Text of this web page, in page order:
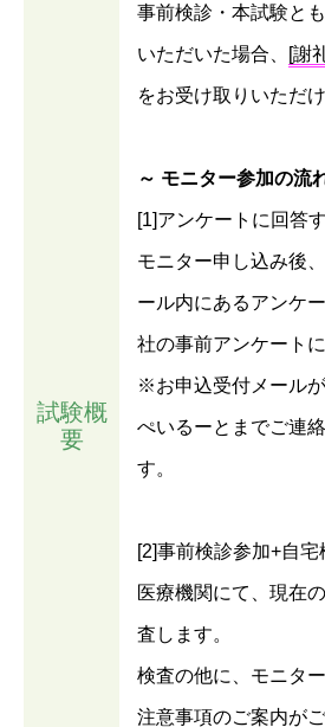
試験概
要
事前検診・本試験と
いただいた場合、 [謝
をお受け取りいただけ
～ モニター参加の流
[1]アンケートに回答
モニター申し込み後
ール内にあるアンケ
社の事前アンケート
※お申込受付メールが
ぺいるーとまでご連
す。
[2]事前検診参加+自宅
医療機関にて、現在
査します。
検査の他に、モニタ
注意事項のご案内がご